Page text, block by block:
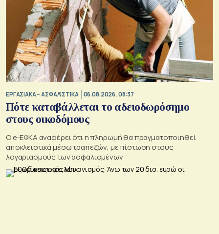
ΕΡΓΑΣΙΑΚΑ – ΑΣΦΑΛΙΣΤΙΚΑ 06.08.2026, 08:37
Πότε καταβάλλεται το αδειοδωρόσημο
στους οικοδόμους
O e-ΕΦΚΑ αναφέρει ότι η πληρωμή θα πραγματοποιηθεί
αποκλειστικά μέσω τραπεζών, με πίστωση στους
λογαριασμούς των ασφαλισμένων